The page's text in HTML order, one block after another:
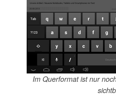
Im Querformat ist nur